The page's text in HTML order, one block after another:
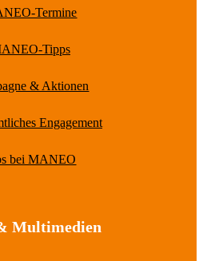
Termine
Tipps
& Aktionen
Engagement
bei MANEO
Multimedien